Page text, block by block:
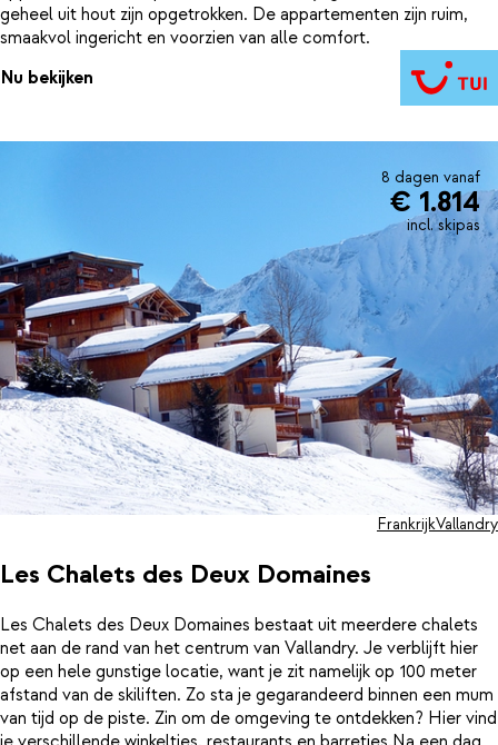
geheel uit hout zijn opgetrokken. De appartementen zijn ruim,
smaakvol ingericht en voorzien van alle comfort.
Nu bekijken
8 dagen vanaf
€ 1.814
incl. skipas
Les Chalets des Deux Domaines
FrankrijkVallandry
Les Chalets des Deux Domaines bestaat uit meerdere chalets
net aan de rand van het centrum van Vallandry. Je verblijft hier
op een hele gunstige locatie, want je zit namelijk op 100 meter
afstand van de skiliften. Zo sta je gegarandeerd binnen een mum
van tijd op de piste. Zin om de omgeving te ontdekken? Hier vind